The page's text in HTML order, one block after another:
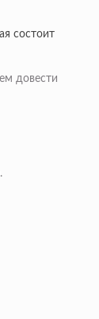
состоит
довести